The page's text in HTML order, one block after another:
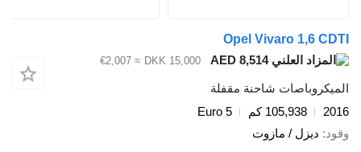
Opel Vivaro 1,6
AED 8,514
DKK 15,000
≈ €2,007
شاحنة مقفلة
105,938 كم
Euro 5
ديزل / مازوت